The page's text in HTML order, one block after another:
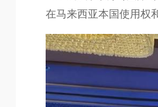
在马来西亚本国使用权